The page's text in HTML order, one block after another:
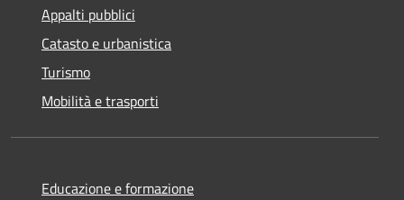
Appalti pubblici
Catasto e urbanistica
Turismo
Mobilità e trasporti
Educazione e formazione